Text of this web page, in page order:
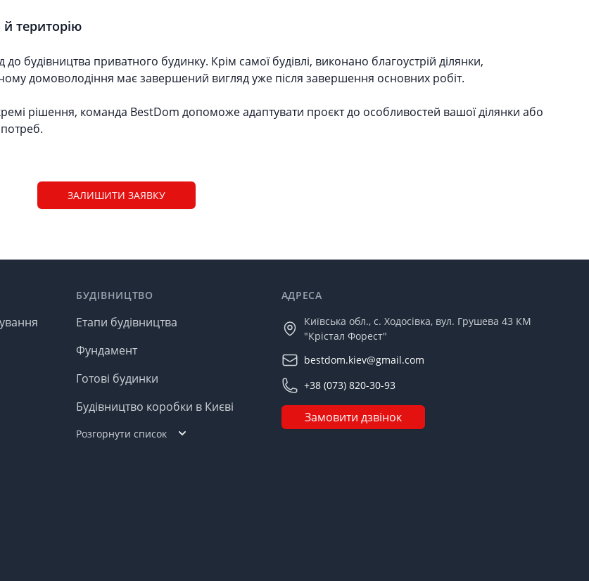
територію
будівництва приватного будинку. Крім самої будівлі, виконано благоустрій ділянки,
домоволодіння має завершений вигляд уже після завершення основних робіт.
рішення, команда BestDom допоможе адаптувати проєкт до особливостей вашої ділянки або
ЗАЛИШИТИ ЗАЯВКУ
БУДІВНИЦТВО
Етапи будівництва
Фундамент
Готові будинки
Будівництво коробки в Києві
Розгорнути список
АДРЕСА
Київська обл., с. Ходосівка, вул. Грушева 43 КМ
"Крістал Форест"
bestdom.kiev@gmail.com
+38 (073) 820-30-93
Замовити дзвінок